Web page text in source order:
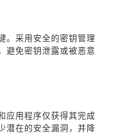
。采用安全的密钥管理
避免密钥泄露或被恶意
应用程序仅获得其完成
潜在的安全漏洞，并降